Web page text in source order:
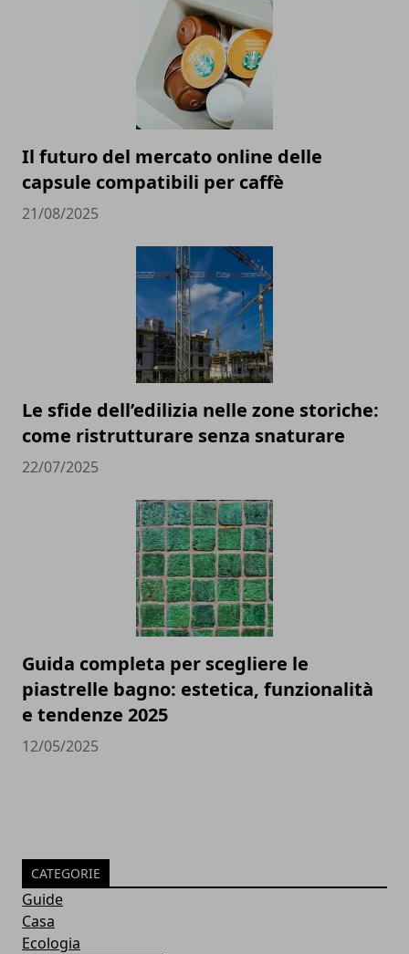
Il futuro del mercato online delle
capsule compatibili per caffè
21/08/2025
Le sfide dell’edilizia nelle zone storiche:
come ristrutturare senza snaturare
22/07/2025
Guida completa per scegliere le
piastrelle bagno: estetica, funzionalità
e tendenze 2025
12/05/2025
CATEGORIE
Guide
Casa
Ecologia